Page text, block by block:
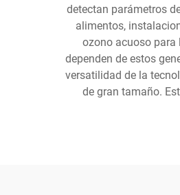
detectan parámetros
alimentos,
ozono acuoso
dependen de estos
versatilidad de la
de gran tamaño.